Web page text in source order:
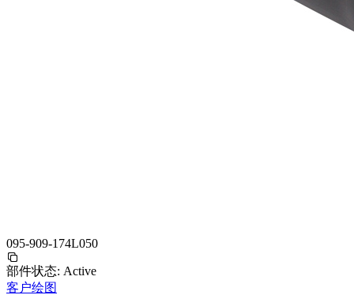
095-909-174L050
部件状态: Active
客户绘图